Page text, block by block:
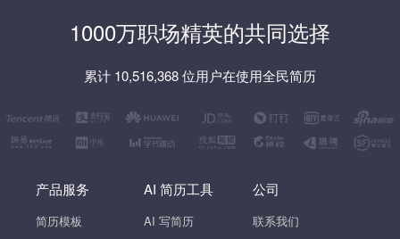
1000万职场精英的共同选择
累计 10,516,368 位用户在使用全民简历
产品服务
简历模板
AI 简历工具
AI 写简历
公司
联系我们